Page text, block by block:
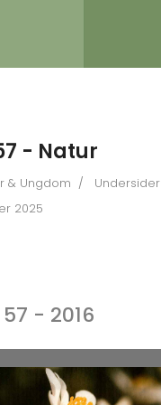
- Natur
& Ungdom
Undersider
2025
- 2016